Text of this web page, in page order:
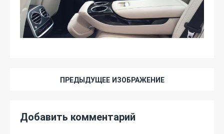
ПРЕДЫДУЩЕЕ ИЗОБРАЖЕНИЕ
Добавить комментарий